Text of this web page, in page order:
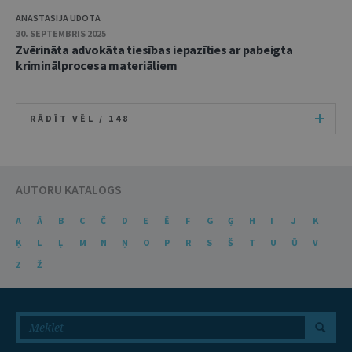
ANASTASIJA UDOTA
30. SEPTEMBRIS 2025
Zvērināta advokāta tiesības iepazīties ar pabeigta
kriminālprocesa materiāliem
RĀDĪT VĒL / 148
AUTORU KATALOGS
A Ā B C Č D E Ē F G Ģ H I J
K
Ķ
L Ļ M N Ņ O P R S Š T U Ū
V
Z
Ž